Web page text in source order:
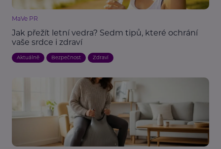
MaVe PR
Jak přežít letní vedra? Sedm tipů, které ochrání
vaše srdce i zdraví
Aktuálně Bezpečnost Zdraví